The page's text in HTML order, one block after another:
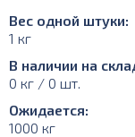
Вес одной штуки:
1 кг
В наличии на
0 кг / 0 шт.
Ожидается:
1000 кг